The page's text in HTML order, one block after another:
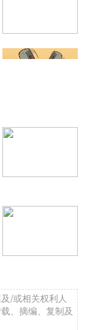
/或相关权利人
、摘编、复制及